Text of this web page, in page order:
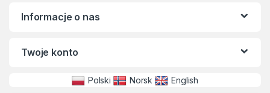
Informacje o nas
Twoje konto
Polski Norsk
English